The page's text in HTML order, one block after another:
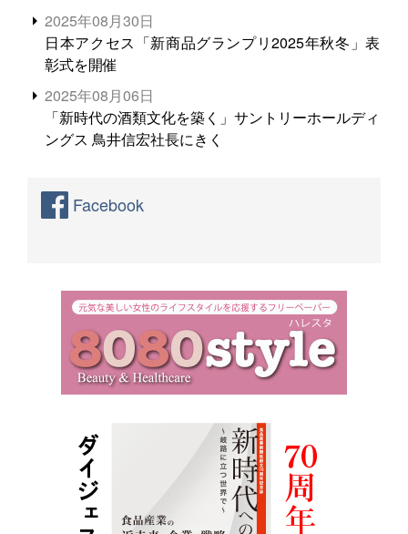
2025年08月30日
日本アクセス「新商品グランプリ2025年秋冬」表
彰式を開催
2025年08月06日
「新時代の酒類文化を築く」サントリーホールディ
ングス 鳥井信宏社長にきく
Facebook